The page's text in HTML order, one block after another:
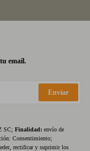
email.
Enviar
SC; Finalidad: envío de
Consentimiento;
rectificar y suprimir los